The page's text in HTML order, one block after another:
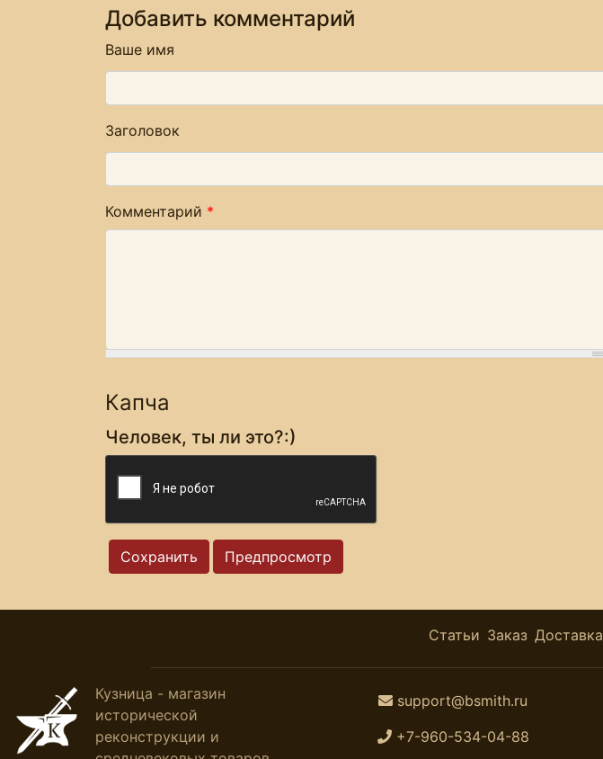
Добавить комментарий
Ваше имя
Заголовок
Комментарий *
Капча
Человек, ты ли это?:)
Статьи Заказ Доставка
Кузница - магазин
исторической
реконструкции и
support@bsmith.ru
+7-960-534-04-88